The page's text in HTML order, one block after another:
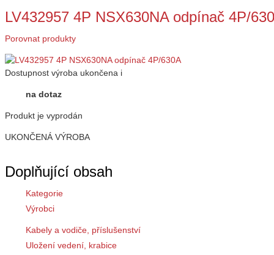
LV432957 4P NSX630NA odpínač 4P/
Porovnat produkty
Dostupnost výroba ukončena i
na dotaz
Produkt je vyprodán
UKONČENÁ VÝROBA
Doplňující obsah
Kategorie
Výrobci
Kabely a vodiče, příslušenství
Uložení vedení, krabice